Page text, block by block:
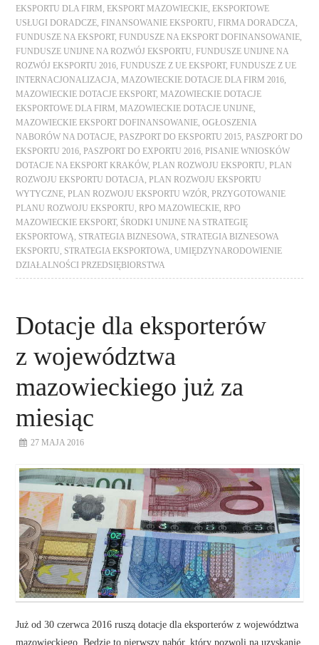
EKSPORTU DLA FIRM
EKSPORT MAZOWIECKIE
EKSPORTOWE
USŁUGI DORADCZE
FINANSOWANIE EKSPORTU FIRMA DORADCZA
FUNDUSZE NA EKSPORT, FUNDUSZE NA EKSPORT DOFINANSOWANIE
FUNDUSZE UNIJNE NA ROZWÓJ EKSPORTU
FUNDUSZE UNIJNE NA
ROZWÓJ EKSPORTU 2016
FUNDUSZE Z UE EKSPORT, FUNDUSZE Z UE
INTERNACJONALIZACJA
MAZOWIECKIE DOTACJE DLA FIRM 2016
MAZOWIECKIE DOTACJE EKSPORT, MAZOWIECKIE DOTACJE
EKSPORTOWE DLA FIRM
MAZOWIECKIE DOTACJE UNIJNE
MAZOWIECKIE EKSPORT DOFINANSOWANIE ,OGŁOSZENIA
NABORÓW NA DOTACJE
PASZPORT DO EKSPORTU 2015
PASZPORT DO
EKSPORTU 2016
PASZPORT DO EXPORTU 2016
PISANIE WNIOSKÓW
DOTACJE NA EKSPORT KRAKÓW, PLAN ROZWOJU EKSPORTU
PLAN
ROZWOJU EKSPORTU DOTACJA
PLAN ROZWOJU EKSPORTU
WYTYCZNE
PLAN ROZWOJU EKSPORTU WZÓR
PRZYGOTOWANIE
PLANU ROZWOJU EKSPORTU
RPO MAZOWIECKIE
RPO
MAZOWIECKIE EKSPORT, ŚRODKI UNIJNE NA STRATEGIĘ
EKSPORTOWĄ
STRATEGIA BIZNESOWA
STRATEGIA BIZNESOWA
EKSPORTU
STRATEGIA EKSPORTOWA
UMIĘDZYNARODOWIENIE
DZIAŁALNOŚCI PRZEDSIĘBIORSTWA
Dotacje dla eksporterów
z województwa
mazowieckiego już za
miesiąc
27 MAJA 2016
Już od 30 czerwca 2016 ruszą dotacje dla eksporterów z województwa
mazowieckiego. Będzie to pierwszy nabór, który pozwoli na uzyskanie